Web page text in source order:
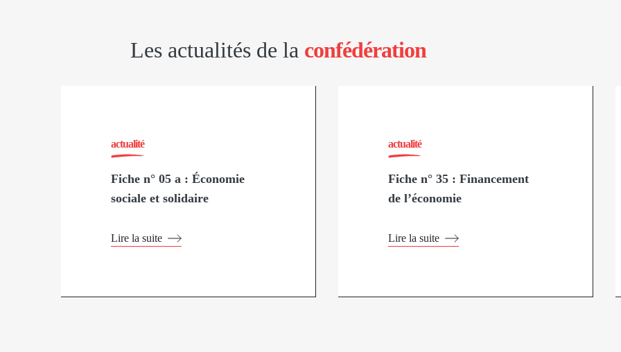
Les actualités de la confédération
actualité
Fiche n° 05 a : Économie
sociale et solidaire
Lire la suite
actualité
Fiche n° 35 : Financement
de l’économie
Lire la suite